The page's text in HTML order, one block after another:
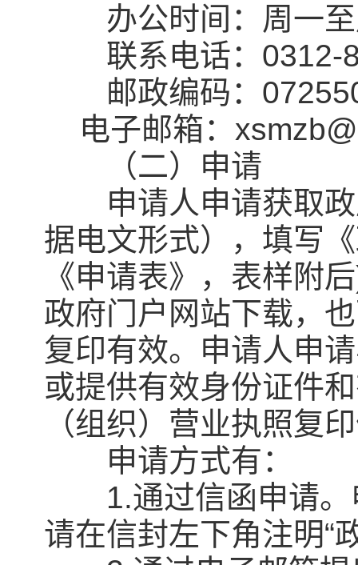
办公时间：周一至
联系电话：
邮政编码：
电子邮箱：
（二）申请
申请人申请获取政
据电文形式），填写
《申请表》，表样附
政府门户网站下载，
复印有效。申请人申
或提供有效身份证件
（组织）营业执照复
申请方式有：
1.通过信函申请。
请在信封左下角注明“